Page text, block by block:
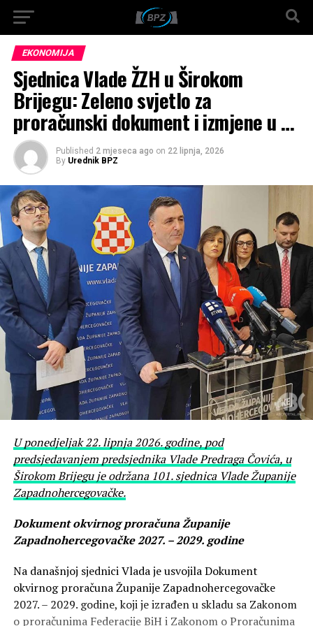
EKONOMIJA
Sjednica Vlade ŽZH u Širokom
Brijegu: Zeleno svjetlo za
proračunski dokument i izmjene u …
Published 2 mjeseca ago on 22 lipnja, 2026
By Urednik BPZ
U ponedjeljak 22. lipnja 2026. godine, pod
predsjedavanjem predsjednika Vlade Predraga Čovića, u
Širokom Brijegu je održana 101. sjednica Vlade Županije
Zapadnohercegovačke.
Dokument okvirnog proračuna Županije
Zapadnohercegovačke 2027. – 2029. godine
Na današnjoj sjednici Vlada je usvojila Dokument
okvirnog proračuna Županije Zapadnohercegovačke
2027. – 2029. godine, koji je izrađen u skladu sa Zakonom
o proračunima Federacije BiH i Zakonom o Proračunima